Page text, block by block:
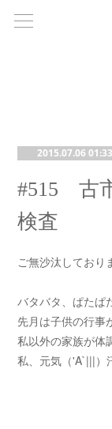
2015.07.06 01:33
#515 古
検査
ご無沙汰しており
バタバタ、ぱたぱ
先月は子供の行事
私以外の家族が体
私、元気（'A`|||）